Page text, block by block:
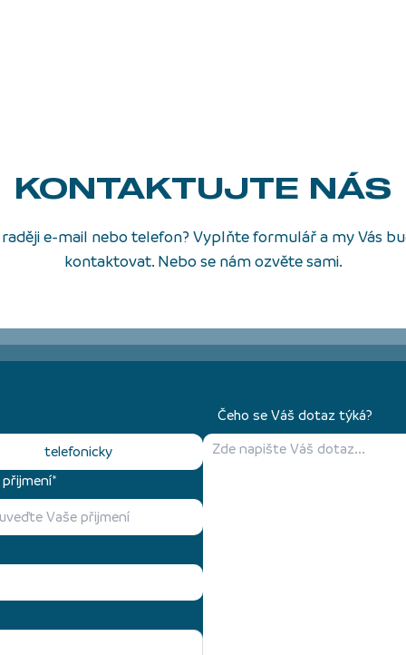
KONTAKTUJTE NÁS
e-mail nebo telefon? Vyplňte formulář a my Vás
kontaktovat. Nebo se nám ozvěte sami.
telefonicky
Čeho se Váš dotaz týká?